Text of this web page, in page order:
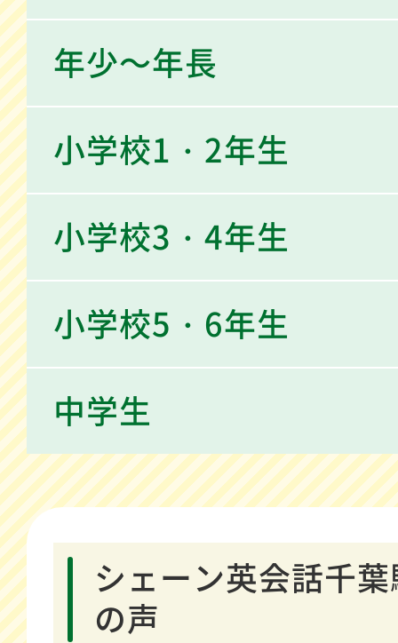
年少～年長
小学校1・2年生
小学校3・4年生
小学校5・6年生
中学生
シェーン英会話千
の声